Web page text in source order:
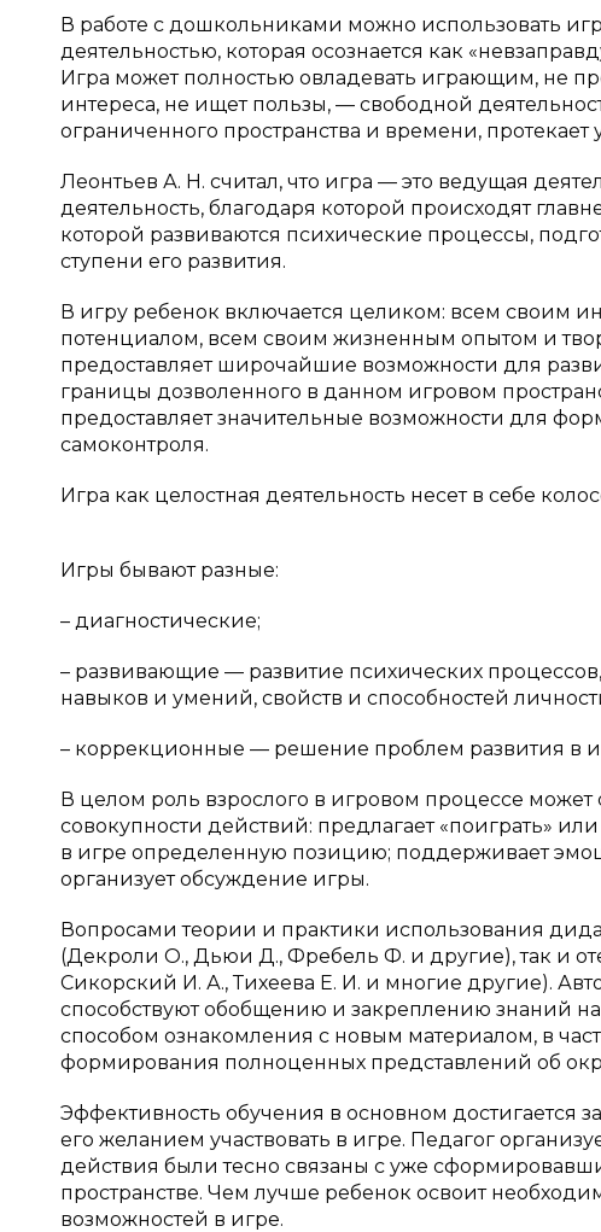
В работе с дошкольниками можно использовать
деятельностью, которая осознается как
Игра может полностью овладевать играющим, не
интереса, не ищет пользы, — свободной
ограниченного пространства и времени,
Леонтьев А. Н. считал, что игра — это ведущая
деятельность, благодаря которой происходят
которой развиваются психические процессы,
ступени его развития.
В игру ребенок включается целиком: всем своим
потенциалом, всем своим жизненным опытом и
предоставляет широчайшие возможности для
границы дозволенного в данном игровом
предоставляет значительные возможности для
самоконтроля.
Игра как целостная деятельность несет в себе
Игры бывают разные:
– диагностические;
– развивающие — развитие психических
навыков и умений, свойств и способностей
– коррекционные — решение проблем развития в
В целом роль взрослого в игровом процессе
совокупности действий: предлагает «поиграть»
в игре определенную позицию; поддерживает
организует обсуждение игры.
Вопросами теории и практики использования
(Декроли О., Дьюи Д., Фребель Ф. и другие), так и
Сикорский И. А., Тихеева Е. И. и многие другие).
способствуют обобщению и закреплению знаний
способом ознакомления с новым материалом, в
формирования полноценных представлений об
Эффективность обучения в основном достигается
его желанием участвовать в игре. Педагог
действия были тесно связаны с уже
пространстве. Чем лучше ребенок освоит
возможностей в игре.